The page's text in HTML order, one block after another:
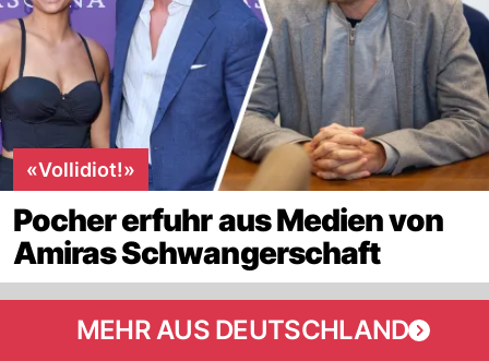
«Vollidiot!»
Pocher erfuhr aus Medien von
Amiras Schwangerschaft
MEHR AUS DEUTSCHLAND